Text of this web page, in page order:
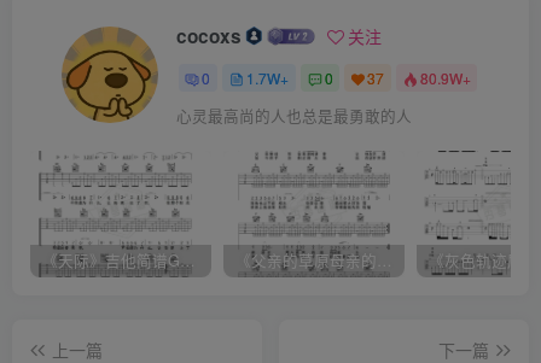
cocoxs 关注
0 1.7W+ 0 37 80.9W+
心灵最高尚的人也总是最勇敢的人
上一篇
下一篇